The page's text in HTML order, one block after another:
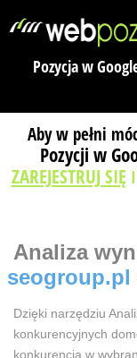
Pozycja w
Aby w pełni
Pozycji w
ZAREJESTRUJ SIĘ
Analiza
seogroup.pl
Dzięki narzędziu
konkurencyjnych
konkurencja w